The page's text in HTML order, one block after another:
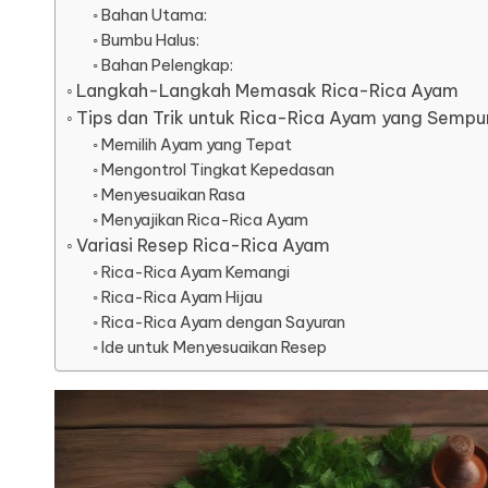
Bahan Utama:
Bumbu Halus:
Bahan Pelengkap:
Langkah-Langkah Memasak Rica-Rica Ayam
Tips dan Trik untuk Rica-Rica Ayam yang
Memilih Ayam yang Tepat
Mengontrol Tingkat Kepedasan
Menyesuaikan Rasa
Menyajikan Rica-Rica Ayam
Variasi Resep Rica-Rica Ayam
Rica-Rica Ayam Kemangi
Rica-Rica Ayam Hijau
Rica-Rica Ayam dengan Sayuran
Ide untuk Menyesuaikan Resep